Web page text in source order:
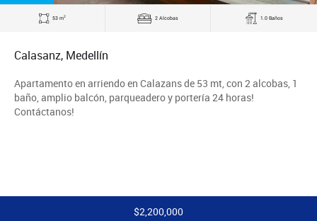
53 m2 2 Alcobas 1.0 Baños
Calasanz, Medellín
Apartamento en arriendo en Calazans de 53 mt, con 2 alcobas, 1
baño, amplio balcón, parqueadero y portería 24 horas!
Contáctanos!
$2,200,000